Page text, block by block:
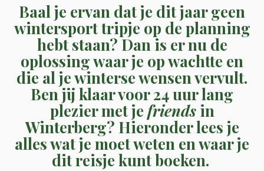
Baal je ervan dat je dit jaar geen
wintersport tripje op de planning
hebt staan? Dan is er nu de
oplossing waar je op wachtte en
die al je winterse wensen vervult.
Ben jij klaar voor 24 uur lang
plezier met je friendsin
Winterberg? Hieronder lees je
alles wat je moet weten en waar je
dit reisje kunt boeken.